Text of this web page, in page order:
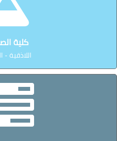
كلية
اللاذقية -